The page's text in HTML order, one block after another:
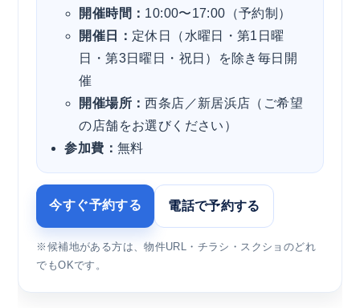
開催時間： 10:00〜17:00（予約制）
開催日： 定休日（水曜日・第1日曜
日・第3日曜日・祝日）を除き毎日開
催
開催場所：西条店／新居浜店（ご希望
の店舗をお選びください）
参加費： 無料
今すぐ予約する 電話で予約する
※候補地がある方は、物件URL・チラシ・スクショのどれ
でもOKです。